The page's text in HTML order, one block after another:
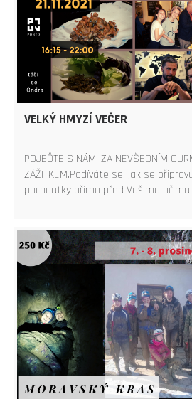
VELKÝ HMYZÍ VEČER
POJEĎTE S NÁMI ZA NEVŠEDNÍM
ZÁŽITKEM.Podíváte se, jak se
pochoutky přímo před Vašima